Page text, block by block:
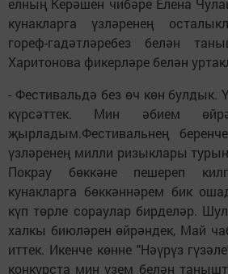
елның Керәшен чибәре Елена
кунакларга үзләренең
гореф-гадәтләребез белән
Харитонова фикерләре белән
- Фестивальдә без өч көн булдык.
күрсәттек. Мин әбием
җырладым.Фестивальнең
үзләренең милли ризыклары
Покрау бөккәне пешереп
кунакларга бөккәннәрем бик
күп төрле сораулар бирделәр.
халкы биюләрен өйрәндек, Май
иттек. Икенче көнне "Нәүрүз
конкурста мин үзем белән